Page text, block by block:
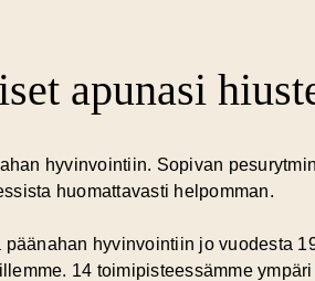
apunasi
hyvinvointiin. Sopivan
huomattavasti helpomman.
hyvinvointiin jo vuodesta
14 toimipisteessämme